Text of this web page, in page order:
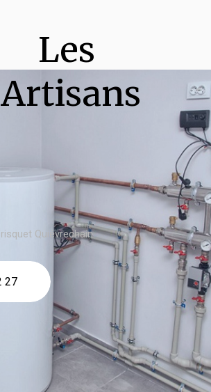
Les
Artisans
Quiévrechain
27